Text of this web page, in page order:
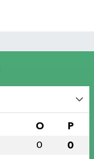
O P
0 0